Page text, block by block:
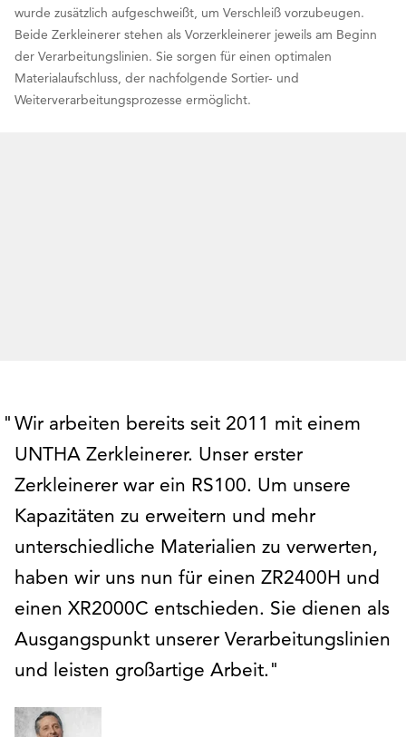
wurde zusätzlich aufgeschweißt, um Verschleiß vorzubeugen.
Beide Zerkleinerer stehen als Vorzerkleinerer jeweils am Beginn
der Verarbeitungslinien. Sie sorgen für einen optimalen
Materialaufschluss, der nachfolgende Sortier- und
Weiterverarbeitungsprozesse ermöglicht.
Wir arbeiten bereits seit 2011 mit einem
UNTHA Zerkleinerer. Unser erster
Zerkleinerer war ein RS100. Um unsere
Kapazitäten zu erweitern und mehr
unterschiedliche Materialien zu verwerten,
haben wir uns nun für einen ZR2400H und
einen XR2000C entschieden. Sie dienen als
Ausgangspunkt unserer Verarbeitungslinien
und leisten großartige Arbeit.